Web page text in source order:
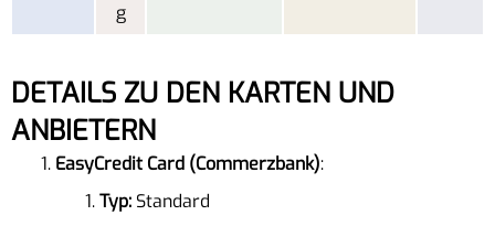
g
DETAILS ZU DEN KARTEN UND
ANBIETERN
EasyCredit Card (Commerzbank):
Typ: Standard